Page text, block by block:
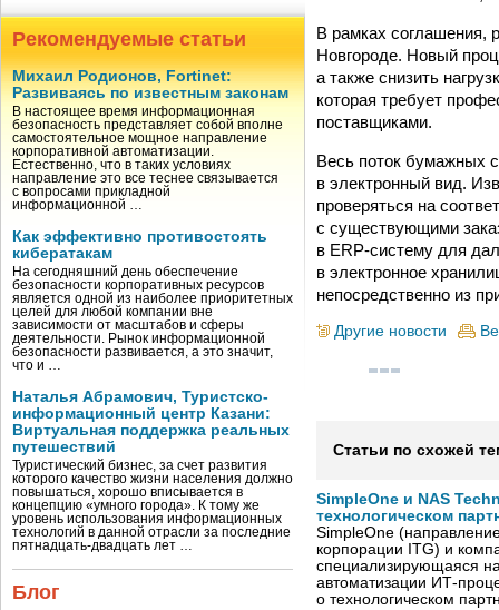
Рекомендуемые статьи
Михаил Родионов, Fortinet:
Развиваясь по известным законам
В настоящее время информационная
безопасность представляет собой вполне
самостоятельное мощное направление
корпоративной автоматизации.
Естественно, что в таких условиях
направление это все теснее связывается
с вопросами прикладной
информационной …
Как эффективно противостоять
кибератакам
На сегодняшний день обеспечение
безопасности корпоративных ресурсов
является одной из наиболее приоритетных
целей для любой компании вне
зависимости от масштабов и сферы
деятельности. Рынок информационной
безопасности развивается, а это значит,
что и …
Наталья Абрамович, Туристско-
информационный центр Казани:
Виртуальная поддержка реальных
путешествий
Туристический бизнес, за счет развития
которого качество жизни населения должно
повышаться, хорошо вписывается в
концепцию «умного города». К тому же
уровень использования информационных
технологий в данной отрасли за последние
пятнадцать-двадцать лет …
Блог
В рамках соглашения,
Новгороде. Новый
а также снизить
которая требует
поставщиками.
Весь поток бумажных
в электронный вид.
проверяться на
с существующими
в ERP-систему для
в электронное
непосредственно из
Другие новости
Статьи по схожей
SimpleOne и NAS
технологическом
SimpleOne
корпорации ITG) и
специализирующаяся
автоматизации ИТ-
о технологическом